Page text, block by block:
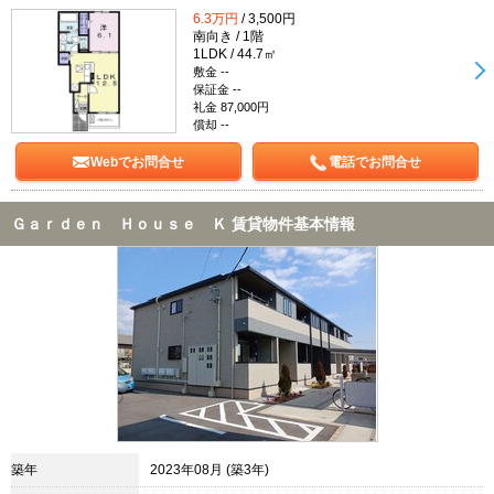
6.3万円 / 3,500円
南向き / 1階
1LDK / 44.7㎡
敷金 --
保証金 --
礼金 87,000円
償却 --
Webでお問合せ 電話でお問合せ
Ｇａｒｄｅｎ Ｈｏｕｓｅ Ｋ 賃貸物件基本情報
築年 2023年08月 (築3年)